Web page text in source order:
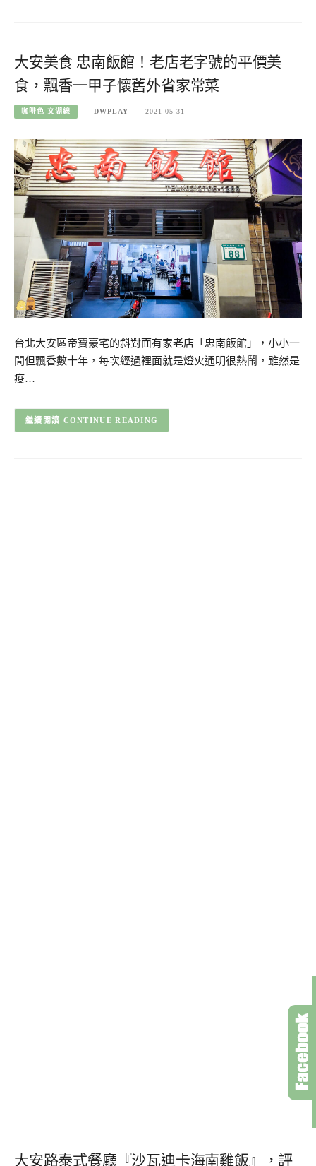
大安美食 忠南飯館！老店老字號的平價美
食，飄香一甲子懷舊外省家常菜
咖啡色-文湖線 DWPLAY 2021-05-31
台北大安區帝寶豪宅的斜對面有家老店「忠南飯館」，小小一
間但飄香數十年，每次經過裡面就是燈火通明很熱鬧，雖然是
疫…
CONTINUE READING
大安路泰式餐廳『沙瓦迪卡海南雞飯』，評